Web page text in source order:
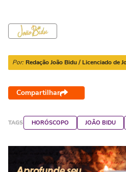
Por: Redação João Bidu / Licenciado de
Compartilhar
TAGS HORÓSCOPO JOÃO BIDU